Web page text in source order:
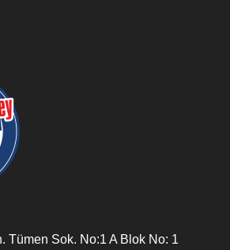
Tümen Sok. No:1 A Blok No: 1